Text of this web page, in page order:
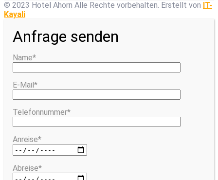
© 2023 Hotel Ahorn Alle Rechte vorbehalten. Erstellt von IT-
Kayali
Anfrage senden
Name*
E-Mail*
Telefonnummer*
Anreise*
Abreise*